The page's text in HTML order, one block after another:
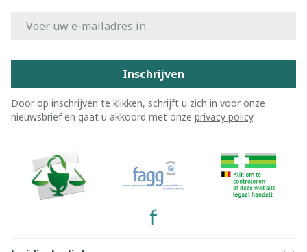
Inschrijven
Door op inschrijven te klikken, schrijft u zich in voor onze
nieuwsbrief en gaat u akkoord met onze privacy policy.